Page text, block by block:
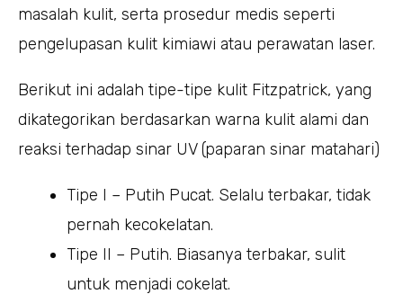
masalah kulit, serta prosedur medis seperti
pengelupasan kulit kimiawi atau perawatan laser.
Berikut ini adalah tipe-tipe kulit Fitzpatrick, yang
dikategorikan berdasarkan warna kulit alami dan
reaksi terhadap sinar UV (paparan sinar matahari)
Tipe I – Putih Pucat. Selalu terbakar, tidak
pernah kecokelatan.
Tipe II – Putih. Biasanya terbakar, sulit
untuk menjadi cokelat.